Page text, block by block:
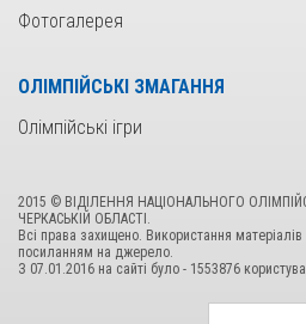
Фотогалерея
ОЛІМПІЙСЬКІ ЗМАГАННЯ
Олімпійські ігри
2015 © ВІДІЛЕННЯ НАЦІОНАЛЬНОГО
ЧЕРКАСЬКІЙ ОБЛАСТІ.
Всі права захищено. Використання
посиланням на джерело.
З 07.01.2016 на сайтi було - 1553876